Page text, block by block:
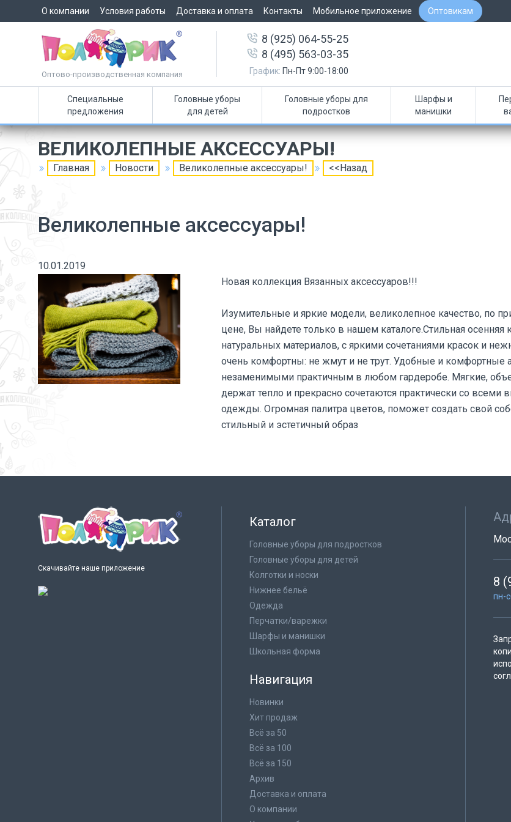
О компании Условия работы Доставка и оплата Контакты Мобильное приложение Оптовикам
Оптово-производственная компания
8 (925) 064-55-25
8 (495) 563-03-35
График: Пн-Пт 9:00-18:00
Специальные
предложения
Головные уборы
для детей
Головные уборы для
подростков
Шарфы и
манишки
ВЕЛИКОЛЕПНЫЕ АКСЕССУАРЫ!
Главная Новости Великолепные аксессуары! <<Назад
Великолепные аксессуары!
10.01.2019
Новая коллекция Вязанных аксессуаров!!!
Изумительные и яркие модели, великолепное качество, по
цене, Вы найдете только в нашем каталоге.Стильная осенняя
натуральных материалов, с яркими сочетаниями красок и
очень комфортны: не жмут и не трут. Удобные и комфортные
незаменимыми практичным в любом гардеробе. Мягкие,
держат тепло и прекрасно сочетаются практически со всеми
одежды. Огромная палитра цветов, поможет создать свой
стильный и эстетичный образ
Скачивайте наше приложение
Каталог
Головные уборы для подростков
Головные уборы для детей
Колготки и носки
Нижнее бельё
Одежда
Перчатки/варежки
Шарфы и манишки
Школьная форма
Навигация
Новинки
Хит продаж
Всё за 50
Всё за 100
Всё за 150
Архив
Доставка и оплата
О компании
8
пн-